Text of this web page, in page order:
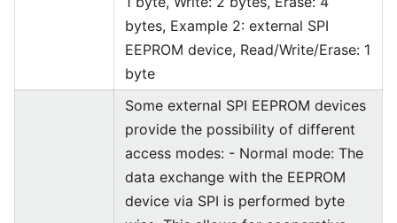
bytes, Example 2: external SPI
EEPROM device, Read/Write/Erase: 1
byte
Some external SPI EEPROM devices
provide the possibility of different
access modes: - Normal mode: The
data exchange with the EEPROM
device via SPI is performed byte